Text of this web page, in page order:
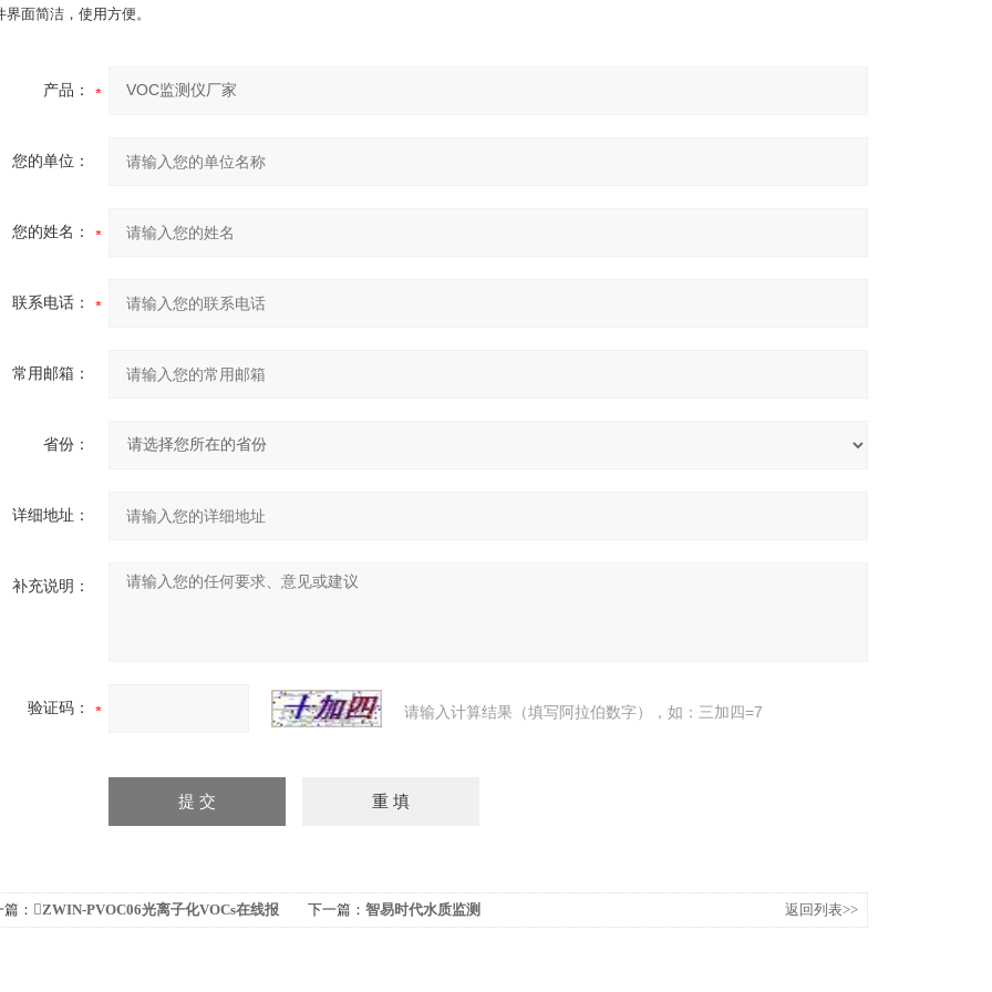
面简洁，使用方便。
产品：
您的单位：
您的姓名：
联系电话：
常用邮箱：
省份：
详细地址：
补充说明：
验证码： 请输入计算结果（填写阿拉伯数字），如：三加四=7
： ZWIN-PVOC06光离子化VOCs在线报
下一篇： 智易时代水质监测 返回列表>>